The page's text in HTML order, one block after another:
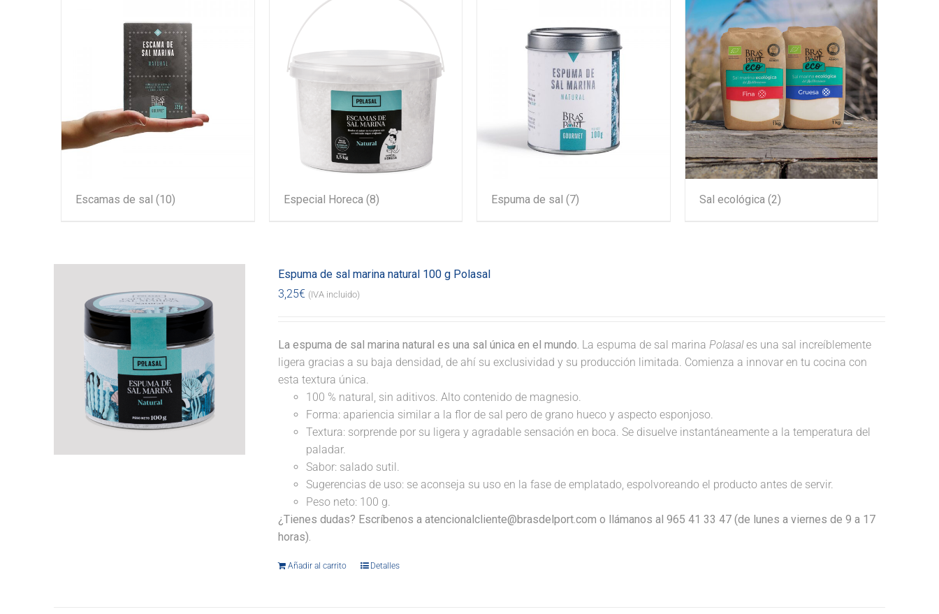
Escamas de sal (10) Especial Horeca (8) Espuma de sal (7) Sal ecológica (2)
Espuma de sal marina natural 100 g Polasal
3,25€ (IVA incluido)
La espuma de sal marina natural es una sal única en el mundo. La espuma de sal marina Polasales una sal increíblemente
ligera gracias a su baja densidad, de ahí su exclusividad y su producción limitada. Comienza a innovar en tu cocina con
esta textura única.
100 % natural, sin aditivos. Alto contenido de magnesio.
Forma: apariencia similar a la flor de sal pero de grano hueco y aspecto esponjoso.
Textura: sorprende por su ligera y agradable sensación en boca. Se disuelve instantáneamente a la temperatura del
paladar.
Sabor: salado sutil.
Sugerencias de uso: se aconseja su uso en la fase de emplatado, espolvoreando el producto antes de servir.
Peso neto: 100 g.
¿Tienes dudas? Escríbenos a atencionalcliente@brasdelport.com o llámanos al 965 41 33 47 (de lunes a viernes de 9 a 17
horas).
Añadir al carrito Detalles